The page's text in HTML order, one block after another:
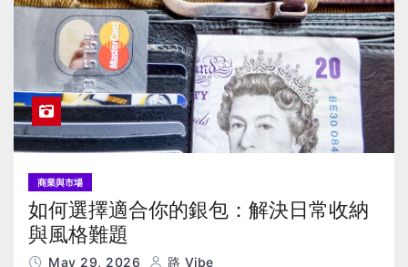
商業與市場
如何選擇適合你的銀包：解決日常收納
與風格難題
May 29, 2026 路 Vibe